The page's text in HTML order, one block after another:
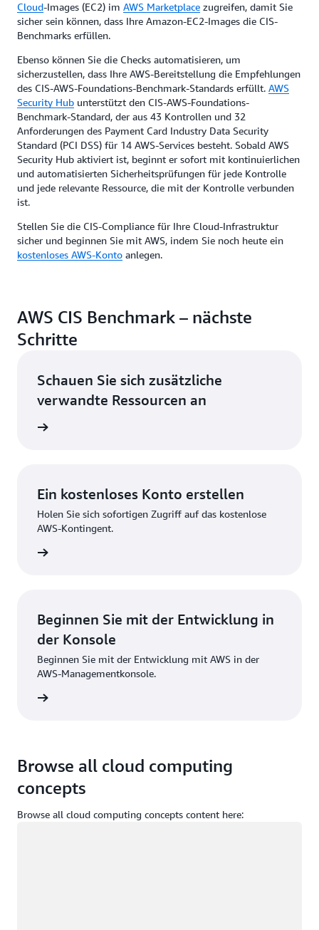
Cloud-Images (EC2) im AWS Marketplace zugreifen, damit Sie
sicher sein können, dass Ihre Amazon-EC2-Images die CIS-
Benchmarks erfüllen.
Ebenso können Sie die Checks automatisieren, um
sicherzustellen, dass Ihre AWS-Bereitstellung die Empfehlungen
des CIS-AWS-Foundations-Benchmark-Standards erfüllt. AWS
Security Hub unterstützt den CIS-AWS-Foundations-
Benchmark-Standard, der aus 43 Kontrollen und 32
Anforderungen des Payment Card Industry Data Security
Standard (PCI DSS) für 14 AWS-Services besteht. Sobald AWS
Security Hub aktiviert ist, beginnt er sofort mit kontinuierlichen
und automatisierten Sicherheitsprüfungen für jede Kontrolle
und jede relevante Ressource, die mit der Kontrolle verbunden
ist.
Stellen Sie die CIS-Compliance für Ihre Cloud-Infrastruktur
sicher und beginnen Sie mit AWS, indem Sie noch heute ein
kostenloses AWS-Konto anlegen.
AWS CIS Benchmark – nächste
Schritte
Schauen Sie sich zusätzliche
verwandte Ressourcen an
Ein kostenloses Konto erstellen
Holen Sie sich sofortigen Zugriff auf das kostenlose
AWS-Kontingent.
Beginnen Sie mit der Entwicklung in
der Konsole
Beginnen Sie mit der Entwicklung mit AWS in der
AWS-Managementkonsole.
Browse all cloud computing
concepts
Browse all cloud computing concepts content here: